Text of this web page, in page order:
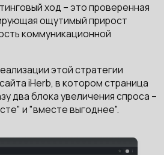
ход – это проверенная
ощутимый прирост
коммуникационной
этой стратегии
iHerb, в котором страница
два блока увеличения спроса –
и "вместе выгоднее".